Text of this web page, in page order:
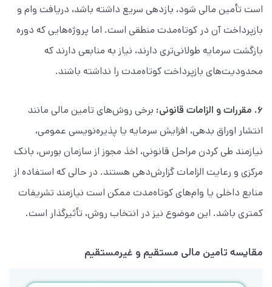
است تأمین مالی شود، بازدهی سریع داشته باشد، دریافت وام و
بازپرداخت آن در کوتاه‌مدت منطقی است. اما پروژه‌هایی که دوره
بازگشت سرمایه طولانی‌تری دارند، نیاز به منابعی دارند که
محدودیت‌های بازپرداخت کوتاه‌مدت را نداشته باشند.
۶. مقررات و الزامات قانونی:
برخی روش‌های تامین مالی مانند
انتشار اوراق بدهی، افزایش سرمایه یا پذیره‌نویسی عمومی،
نیازمند طی کردن مراحل قانونی، اخذ مجوز از سازمان بورس، بانک
مرکزی و رعایت الزامات گزارش‌دهی هستند. در حالی که استفاده از
منابع داخلی یا وام‌های کوتاه‌مدت ممکن است نیازمند تشریفات
کمتری باشد. این موضوع نیز در انتخاب روش، تأثیرگذار است.
مقایسه تامین مالی مستقیم و غیرمستقیم